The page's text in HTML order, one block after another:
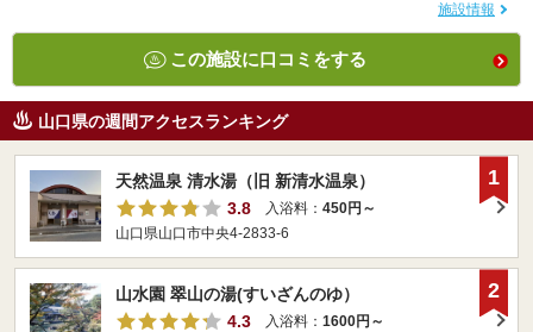
施設情報
この施設に口コミをする
山口県の週間アクセスランキング
天然温泉 清水湯（旧 新清水温泉）
3.8
入浴料： 450円～
山口県山口市中央4-2833-6
1
山水園 翠山の湯(すいざんのゆ）
4.3
入浴料： 1600円～
2